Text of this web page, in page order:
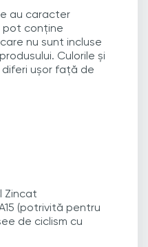
au caracter
pot conține
nu sunt incluse
Culorile și
ușor față de
Zincat
(potrivită pentru
de ciclism cu